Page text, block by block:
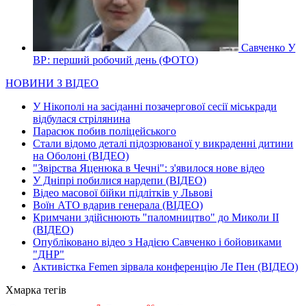
Савченко У
ВР: перший робочий день (ФОТО)
НОВИНИ З ВІДЕО
У Нікополі на засіданні позачергової сесії міськради
відбулася стрілянина
Парасюк побив поліцейського
Стали відомо деталі підозрюваної у викраденні дитини
на Оболоні (ВІДЕО)
"Звірства Яценюка в Чечні": з'явилося нове відео
У Дніпрі побилися нардепи (ВІДЕО)
Відео масової бійки підлітків у Львові
Воїн АТО вдарив генерала (ВІДЕО)
Кримчани здійснюють "паломництво" до Миколи ІІ
(ВІДЕО)
Опубліковано відео з Надією Савченко і бойовиками
"ДНР"
Активістка Femen зірвала конференцію Ле Пен (ВІДЕО)
Хмарка тегів